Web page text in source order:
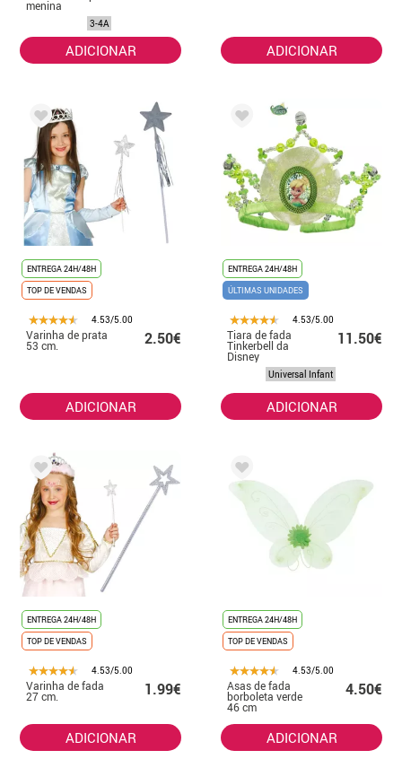
menina
3-4A
ADICIONAR ADICIONAR
ENTREGA 24H/48H
TOP DE VENDAS
4.53/5.00
Varinha de prata
53 cm. 2.50€
ADICIONAR
ENTREGA 24H/48H
ÚLTIMAS UNIDADES
4.53/5.00
Tiara de fada
Tinkerbell da
Disney
11.50€
Universal Infant
ADICIONAR
ENTREGA 24H/48H
TOP DE VENDAS
4.53/5.00
Varinha de fada
27 cm. 1.99€
ADICIONAR
ENTREGA 24H/48H
TOP DE VENDAS
4.53/5.00
Asas de fada
borboleta verde
46 cm
4.50€
ADICIONAR